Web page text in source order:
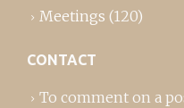
Meetings (120)
CONTACT
To comment on a